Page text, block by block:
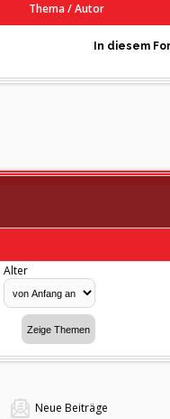
Thema/Autor
In diesem
Alter
Neue Beiträge